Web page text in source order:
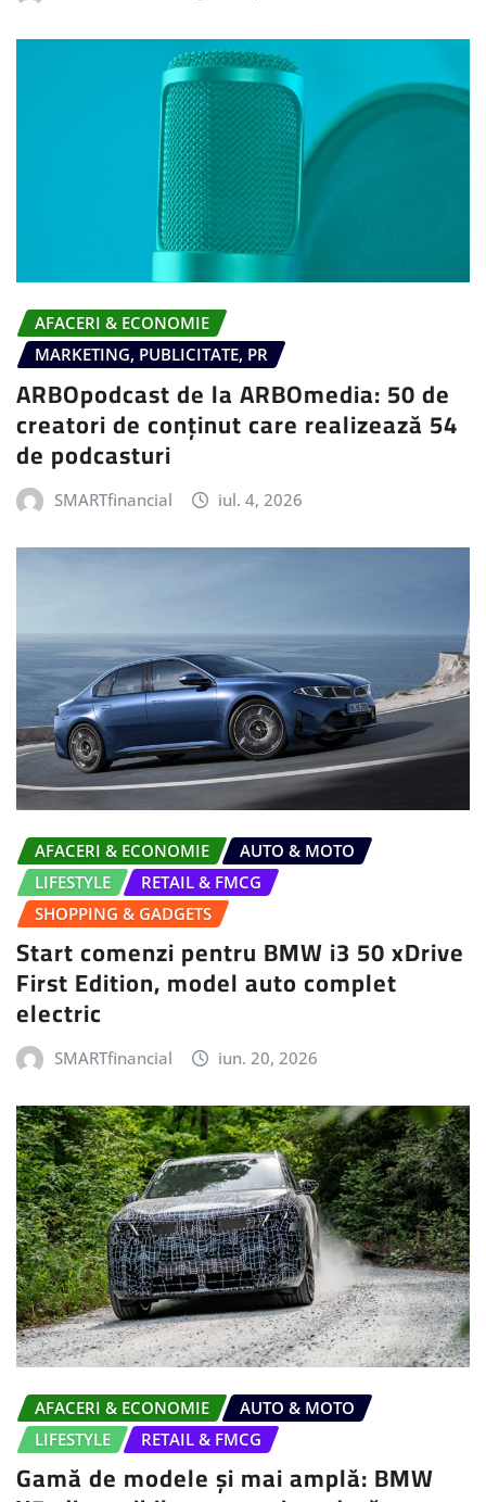
AFACERI & ECONOMIE
MARKETING, PUBLICITATE, PR
ARBOpodcast de la ARBOmedia: 50 de
creatori de conținut care realizează 54
de podcasturi
SMARTfinancial iul. 4, 2026
AFACERI & ECONOMIE
AUTO & MOTO
LIFESTYLE
RETAIL & FMCG
SHOPPING & GADGETS
Start comenzi pentru BMW i3 50 xDrive
First Edition, model auto complet
electric
SMARTfinancial iun. 20, 2026
AFACERI & ECONOMIE
AUTO & MOTO
LIFESTYLE
RETAIL & FMCG
Gamă de modele și mai amplă: BMW